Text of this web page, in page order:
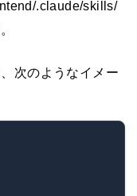
.claude/skills/
次のようなイメー